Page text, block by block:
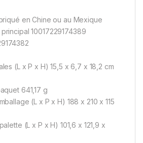
en Chine ou au Mexique
10017229174389
(L x P x H) 15,5 x 6,7 x 18,2 cm
641,17 g
(L x P x H) 188 x 210 x 115
(L x P x H) 101,6 x 121,9 x